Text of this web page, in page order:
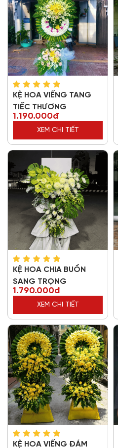
KỆ HOA VIẾNG TANG
TIẾC THƯƠNG
1.190.000đ
XEM CHI TIẾT
KỆ HOA CHIA BUỒN
SANG TRỌNG
1.790.000đ
XEM CHI TIẾT
KỆ HOA VIẾNG ĐÁM